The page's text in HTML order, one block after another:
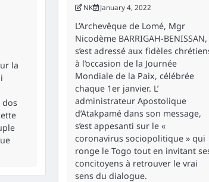
la
dos
NK January 4, 2022
L’Archevêque de Lomé, Mgr
Nicodème BARRIGAH-BENISSAN,
s’est adressé aux fidèles
à l’occasion de la Journée
Mondiale de la Paix, célébrée
chaque 1er janvier. L’
administrateur Apostolique
d’Atakpamé dans son message,
s’est appesanti sur le «
coronavirus sociopolitique » qui
ronge le Togo tout en invitant
concitoyens à retrouver le vrai
sens du dialogue.